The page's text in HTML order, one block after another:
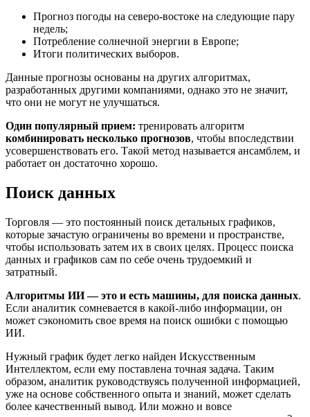
Прогноз погоды на северо-востоке на следующие пару
недель;
Потребление солнечной энергии в Европе;
Итоги политических выборов.
Данные прогнозы основаны на других алгоритмах,
разработанных другими компаниями, однако это не значит,
что они не могут не улучшаться.
Один популярный прием: тренировать алгоритм
комбинировать несколько прогнозов, чтобы впоследствии
усовершенствовать его. Такой метод называется ансамблем, и
работает он достаточно хорошо.
Поиск данных
Торговля — это постоянный поиск детальных графиков,
которые зачастую ограничены во времени и пространстве,
чтобы использовать затем их в своих целях. Процесс поиска
данных и графиков сам по себе очень трудоемкий и
затратный.
Алгоритмы ИИ — это и есть машины, для поиска данных.
Если аналитик сомневается в какой-либо информации, он
может сэкономить свое время на поиск ошибки с помощью
ИИ.
Нужный график будет легко найден Искусственным
Интеллектом, если ему поставлена точная задача. Таким
образом, аналитик руководствуясь полученной информацией,
уже на основе собственного опыта и знаний, может сделать
более качественный вывод. Или можно и вовсе